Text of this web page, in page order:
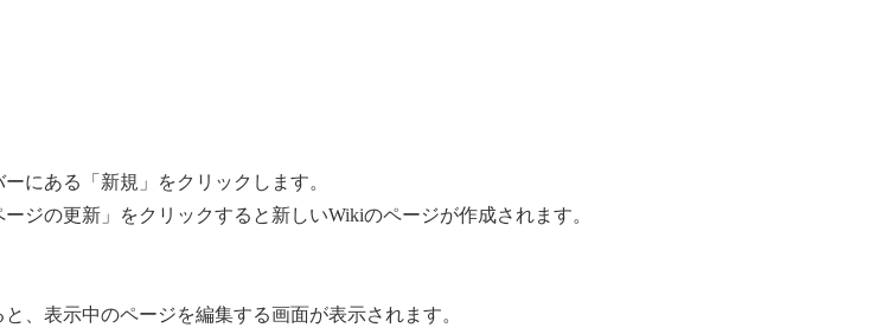
にある「新規」をクリックします。
ジの更新」をクリックすると新しいWikiのページが作成されます。
、表示中のページを編集する画面が表示されます。